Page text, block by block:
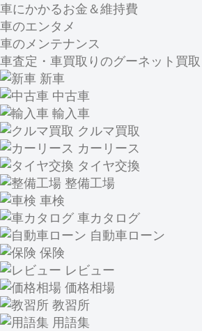
車にかかるお金＆維持費
車のエンタメ
車のメンテナンス
車査定・車買取りのグーネット買
新車
中古車
輸入車
クルマ買取
カーリース
タイヤ交換
整備工場
車検
車カタログ
自動車ローン
保険
レビュー
価格相場
教習所
用語集